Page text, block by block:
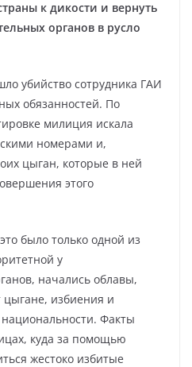
к дикости и вернуть
органов в русло
убийство сотрудника ГАИ
обязанностей. По
милиция искала
номерами и,
цыган, которые в ней
этого
было только одной из
у
начались облавы,
цыгане, избиения и
Факты
куда за помощью
жестоко избитые